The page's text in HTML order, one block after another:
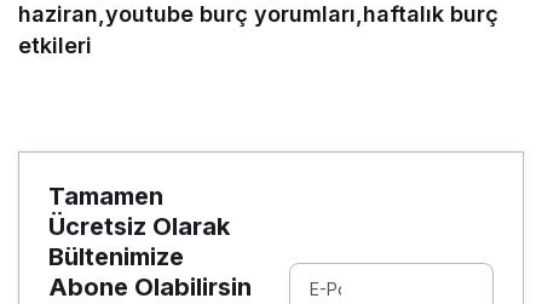
haziran,youtube burç yorumları,haftalık burç
etkileri
Tamamen
Ücretsiz Olarak
Bültenimize
Abone Olabilirsin